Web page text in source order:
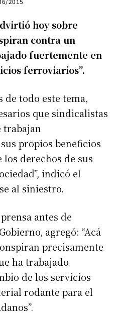
hoy sobre
contra un
fuertemente en
ferroviarios”.
de todo este tema,
que sindicalistas
trabajan
propios beneficios
derechos de sus
indicó el
al siniestro.
antes de
agregó: “Acá
precisamente
ha trabajado
de los servicios
rodante para el